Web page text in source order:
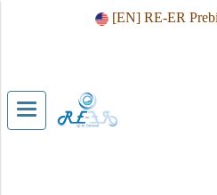
[EN] RE-ER